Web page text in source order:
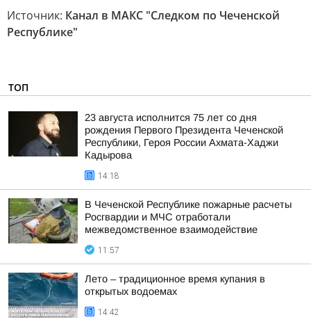
Источник: Канал в МАКС "Следком по Чеченской
Республике"
ТОП
23 августа исполнится 75 лет со дня
рождения Первого Президента Чеченской
Республики, Героя России Ахмата-Хаджи
Кадырова
14:18
В Чеченской Республике пожарные расчеты
Росгвардии и МЧС отработали
межведомственное взаимодействие
11:57
Лето – традиционное время купания в
открытых водоемах
14:42